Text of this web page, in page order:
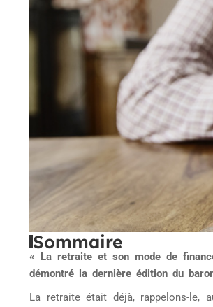
Sommaire
« La retraite et son mode de
démontré la dernière édition du
La retraite était déjà, rappelons-le,